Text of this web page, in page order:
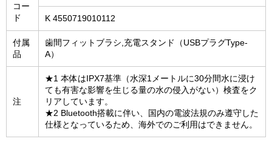
コー
ド
K 4550719010112
付属
品
歯間フィットブラシ,充電スタンド（USBプラグType-
A）
注
★1 本体はIPX7基準（水深1メートルに30分間水に浸け
ても有害な影響を生じる量の水の侵入がない）検査をク
リアしています。
★2 Bluetooth搭載に伴い、国内の電波法規のみ遵守した
仕様となっているため、海外でのご利用はできません。